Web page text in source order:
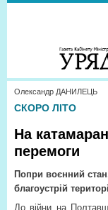
Олександр ДАНИЛЕЦЬ
СКОРО ЛІТО
На
перемоги
Попри воєнний
благоустрій
До війни на